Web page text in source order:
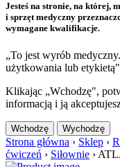
Jesteś na stronie, na której,
i sprzęt medyczny
wymagane kwalifikacje.
„To jest wyrób
użytkowania lub
Klikając „Wchodzę",
informacją i ją
Wchodzę Wychodzę
Strona główna › Sklep ›
ćwiczeń › Siłownie ›